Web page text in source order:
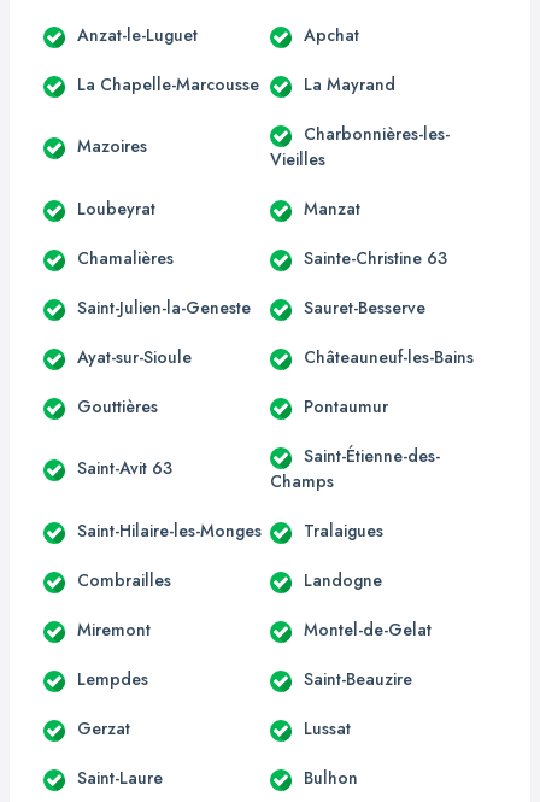
Anzat-le-Luguet Apchat
La Chapelle-Marcousse La Mayrand
Mazoires
Charbonnières-les-
Vieilles
Loubeyrat Manzat
Chamalières Sainte-Christine 63
Saint-Julien-la-Geneste Sauret-Besserve
Ayat-sur-Sioule Châteauneuf-les-Bains
Gouttières Pontaumur
Saint-Avit 63
Saint-Étienne-des-
Champs
Saint-Hilaire-les-Monges Tralaigues
Combrailles Landogne
Miremont Montel-de-Gelat
Lempdes Saint-Beauzire
Gerzat Lussat
Saint-Laure Bulhon